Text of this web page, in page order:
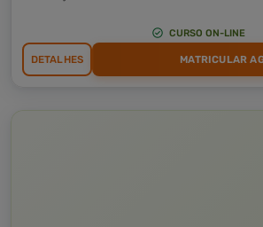
CURSO ON-LINE
DETALHES MATRICULAR